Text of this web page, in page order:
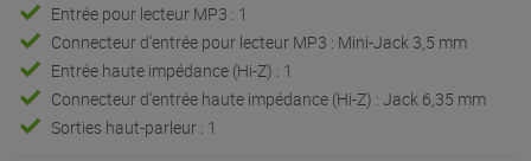
Entrée pour lecteur MP3 : 1
Connecteur d'entrée pour lecteur MP3 : Mini-Jack 3,5 mm
Entrée haute impédance (Hi-Z) : 1
Connecteur d'entrée haute impédance (Hi-Z) : Jack 6,35 mm
Sorties haut-parleur : 1